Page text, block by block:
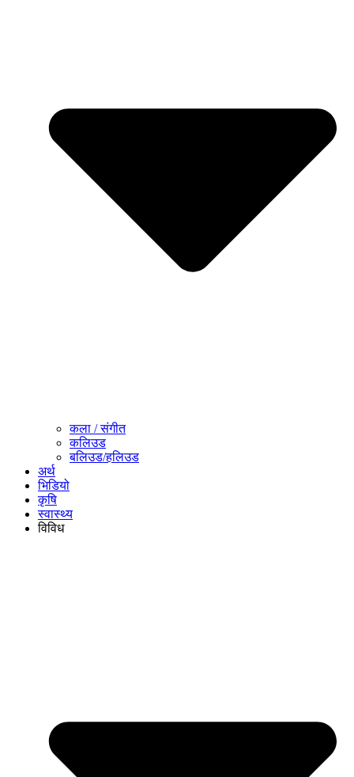
कला / संगीत​
कलिउड
बलिउड/हलिउड
अर्थ
भिडियो
कृषि
स्वास्थ्य
विविध